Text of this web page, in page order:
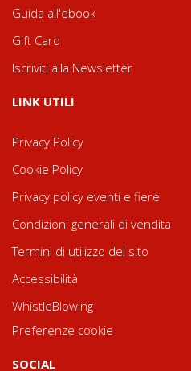
Guida all'ebook
Gift Card
Iscriviti alla Newsletter
LINK UTILI
Privacy Policy
Cookie Policy
Privacy policy eventi e fiere
Condizioni generali di vendita
Termini di utilizzo del sito
Accessibilità
WhistleBlowing
Preferenze cookie
SOCIAL